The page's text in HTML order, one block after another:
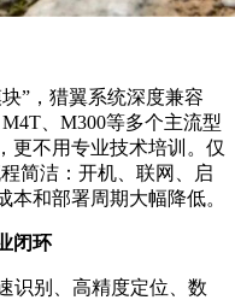
”，猎翼系统深度兼容
、M300等多个主流型
更不用专业技术培训。仅
简洁：开机、联网、启
和部署周期大幅降低。
闭环
识别、高精度定位、数